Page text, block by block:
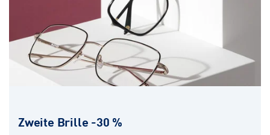
Zweite Brille -30 %